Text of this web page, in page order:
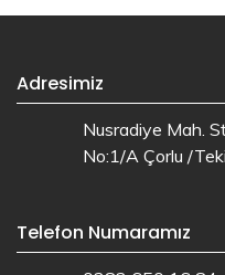
Adresimiz
Nusradiye Mah.
No:1/A Çorlu /
Telefon Numaramız